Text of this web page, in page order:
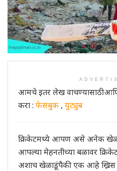
आमचे इतर लेख वाचण्यासाठी
करा : फेसबुक , युट्युब
क्रिकेटमध्ये आपण असे अनेक
आपल्या मेहनतीच्या बळावर
अशाच खेळाडूंपैकी एक आहे